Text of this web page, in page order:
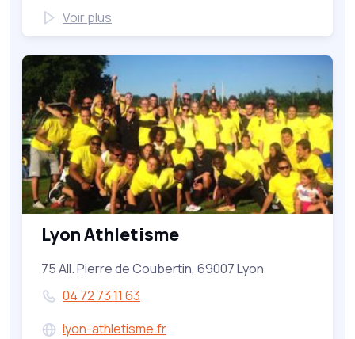
Voir plus
Lyon Athletisme
75 All. Pierre de Coubertin, 69007 Lyon
04 72 73 11 63
lyon-athletisme.fr